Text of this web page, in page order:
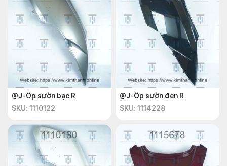
@J-Ốp sườn bạc R
SKU: 1110122
@J-Ốp sườn đen R
SKU: 1114228